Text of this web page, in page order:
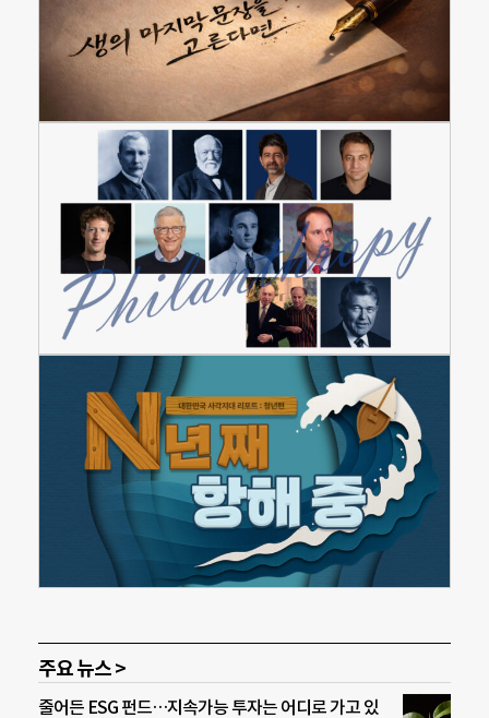
주요 뉴스 >
줄어든 ESG 펀드…지속가능 투자는 어디로 가고 있